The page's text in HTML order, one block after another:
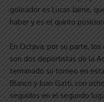
goleador es Lucas Jaime,
haber y es el quinto
En Octava, por su parte,
son dos deportistas de la
terminado su torneo en
Blanco y Juan Gatti, con
seguidos en el segundo